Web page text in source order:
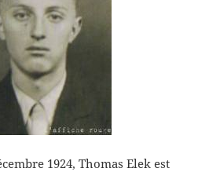
1924, Thomas Elek est